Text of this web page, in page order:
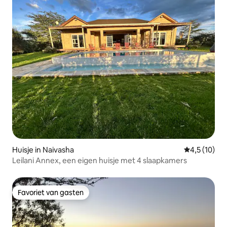
Huisje in Naivasha
4,5 (10)
Leilani Annex, een eigen huisje met 4 slaapkamers
Favoriet van gasten
Favoriet van gasten